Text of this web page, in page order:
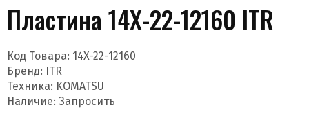
Пластина 14X-22-12160 ITR
Код Товара: 14X-22-12160
Бренд: ITR
Техника: KOMATSU
Наличие: Запросить